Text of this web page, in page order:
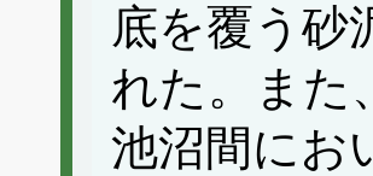
底を覆う砂
れた。また
池沼間にお